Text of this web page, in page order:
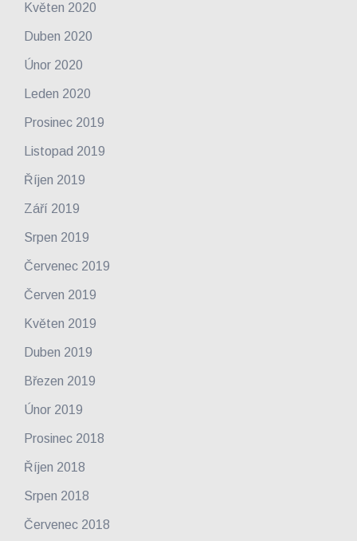
Květen 2020
Duben 2020
Únor 2020
Leden 2020
Prosinec 2019
Listopad 2019
Říjen 2019
Září 2019
Srpen 2019
Červenec 2019
Červen 2019
Květen 2019
Duben 2019
Březen 2019
Únor 2019
Prosinec 2018
Říjen 2018
Srpen 2018
Červenec 2018